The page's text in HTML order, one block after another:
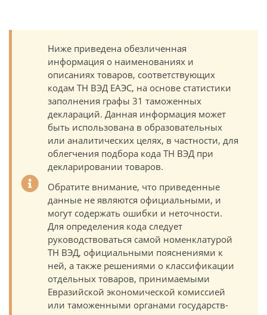
Ниже приведена обезличенная
информация о наименованиях и
описаниях товаров, соответствующих
кодам ТН ВЭД ЕАЭС, на основе статистики
заполнения графы 31 таможенных
деклараций. Данная информация может
быть использована в образовательных
или аналитических целях, в частности, для
облегчения подбора кода ТН ВЭД при
декларировании товаров.
Обратите внимание, что приведенные
данные не являются официальными, и
могут содержать ошибки и неточности.
Для определения кода следует
руководствоваться самой номенклатурой
ТН ВЭД, официальными пояснениями к
ней, а также решениями о классификации
отдельных товаров, принимаемыми
Евразийской экономической комиссией
или таможенными органами государств-